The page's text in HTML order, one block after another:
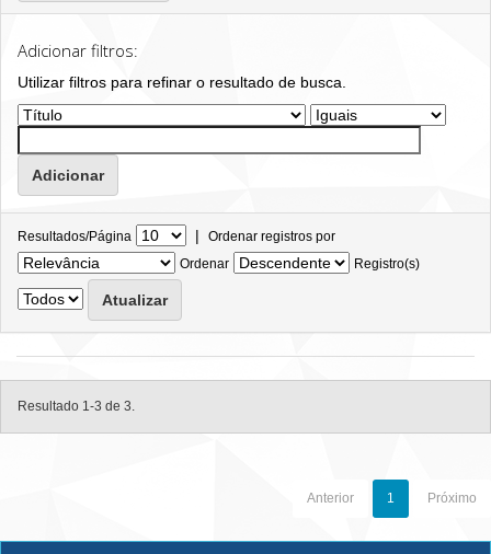
Adicionar filtros:
Utilizar filtros para refinar o resultado de busca.
Resultados/Página | Ordenar registros por
Ordenar
Registro(s)
Resultado 1-3 de 3.
Anterior 1 Próximo